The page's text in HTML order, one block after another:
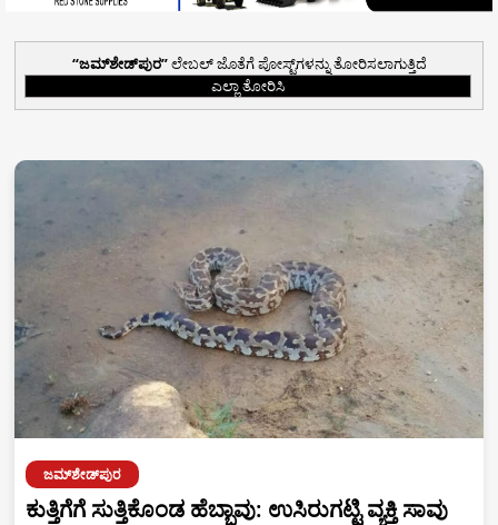
ಜಮ್‌ಶೇಡ್‌ಪುರ ಲೇಬಲ್ ಜೊತೆಗೆ ಪೋಸ್ಟ್‌ಗಳನ್ನು ತೋರಿಸಲಾಗುತ್ತಿದೆ
ಎಲ್ಲಾ ತೋರಿಸಿ
ಜಮ್‌ಶೇಡ್‌ಪುರ
ಕುತ್ತಿಗೆಗೆ ಸುತ್ತಿಕೊಂಡ ಹೆಬ್ಬಾವು: ಉಸಿರುಗಟ್ಟಿ ವ್ಯಕ್ತಿ ಸಾವು